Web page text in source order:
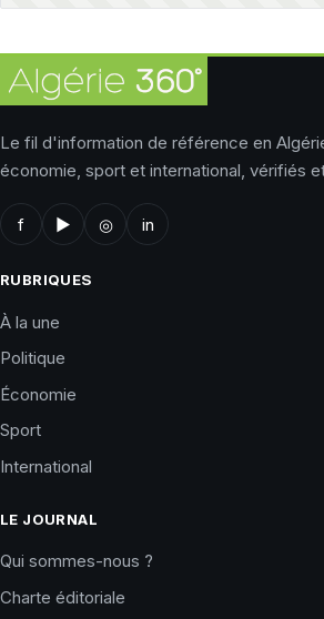
Le fil d'information de référence en
économie, sport et international, vérifiés
f ▶ ◎ in
RUBRIQUES
À la une
Politique
Économie
Sport
International
LE JOURNAL
Qui sommes-nous ?
Charte éditoriale